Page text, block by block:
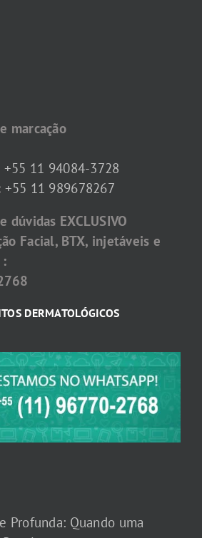
marcação
+55 11 94084-3728
+55 11 989678267
dúvidas EXCLUSIVO
Facial, BTX, injetáveis e
DERMATOLÓGICOS
Profunda: Quando uma